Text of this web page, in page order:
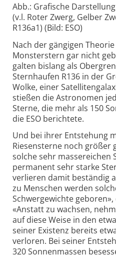
Abb.: Grafische
(v.l. Roter Zwerg, Gelber
R136a1) (Bild: ESO)
Nach der gängigen
Monsterstern gar nicht
galten bislang als
Sternhaufen R136 in der
Wolke, einer
stießen die Astronomen
Sterne, die mehr als 150
die ESO berichtete.
Und bei ihrer Entstehung
Riesensterne noch größer
solche sehr massereichen
permanent sehr starke
verlieren damit beständig
zu Menschen werden
Schwergewichte
«Anstatt zu wachsen,
auf diese Weise in den
seiner Existenz bereits
verloren. Bei seiner
320 Sonnenmassen